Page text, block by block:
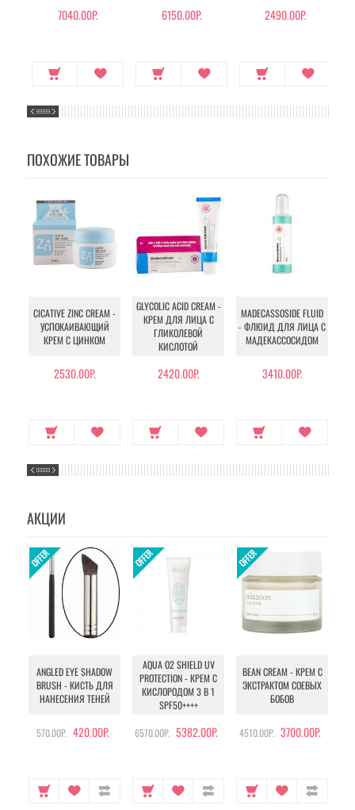
7040.00Р. 6150.00Р.
ДЛЯ ВОЛОС
2490.00Р.
ПОХОЖИЕ ТОВАРЫ
CICATIVE ZINC CREAM -
УСПОКАИВАЮЩИЙ
КРЕМ С ЦИНКОМ
2530.00Р.
GLYCOLIC ACID CREAM -
КРЕМ ДЛЯ ЛИЦА С
ГЛИКОЛЕВОЙ
КИСЛОТОЙ
2420.00Р.
MADECASSOSIDE FLUID
- ФЛЮИД ДЛЯ ЛИЦА С
МАДЕКАССОСИДОМ
3410.00Р.
АКЦИИ
ANGLED EYE SHADOW
BRUSH - КИСТЬ ДЛЯ
НАНЕСЕНИЯ ТЕНЕЙ
570.00Р. 420.00Р.
AQUA O2 SHIELD UV
PROTECTION - КРЕМ С
КИСЛОРОДОМ 3 В 1
SPF50++++
6570.00Р. 5382.00Р.
BEAN CREAM - КРЕМ С
ЭКСТРАКТОМ СОЕВЫХ
БОБОВ
4510.00Р. 3700.00Р.